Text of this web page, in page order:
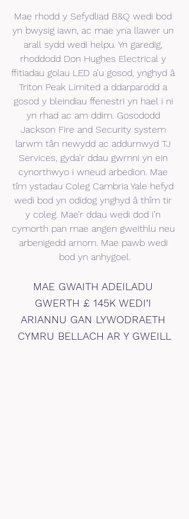
Mae rhodd y Sefydliad B&Q wedi bod
yn bwysig iawn, ac mae yna llawer un
arall sydd wedi helpu. Yn garedig,
rhoddodd Don Hughes Electrical y
ffitiadau golau LED a’u gosod, ynghyd â
Triton Peak Limited a ddarparodd a
gosod y bleindiau ffenestri yn hael i ni
yn rhad ac am ddim. Gosododd
Jackson Fire and Security system
larwm tân newydd ac addurnwyd TJ
Services, gyda’r ddau gwmni yn ein
cynorthwyo i wneud arbedion. Mae
tîm ystadau Coleg Cambria Yale hefyd
wedi bod yn odidog ynghyd â thîm tir
y coleg. Mae’r ddau wedi dod i’n
cymorth pan mae angen gweithlu neu
arbenigedd arnom. Mae pawb wedi
bod yn anhygoel.
MAE GWAITH ADEILADU
GWERTH £ 145K WEDI’I
ARIANNU GAN LYWODRAETH
CYMRU BELLACH AR Y GWEILL